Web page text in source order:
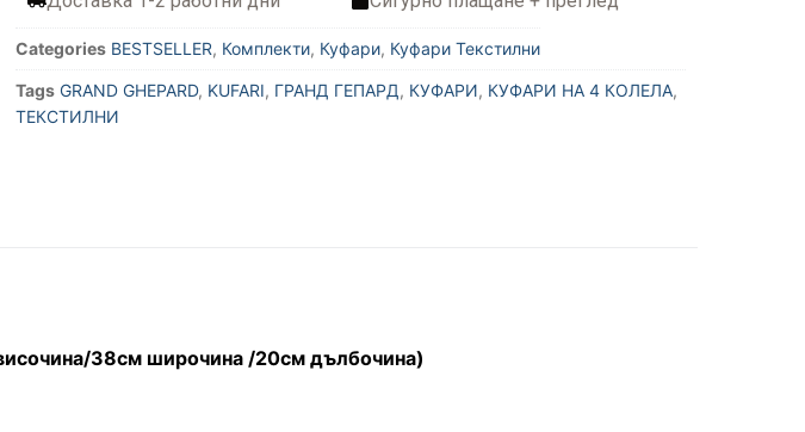
Categories BESTSELLER, Комплекти, Куфари, Куфари Текстилни
Tags GRAND GHEPARD, KUFARI, ГРАНД ГЕПАРД, КУФАРИ, КУФАРИ НА 4 КОЛЕЛА,
ТЕКСТИЛНИ
38см широчина /20см дълбочина)